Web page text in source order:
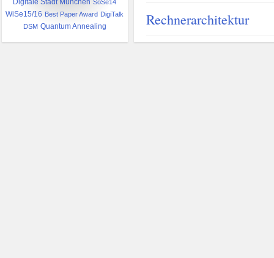
SoSe14
WiSe15/16 Best Paper Award DigiTalk
DSM Quantum Annealing
Rechnerarchitektur